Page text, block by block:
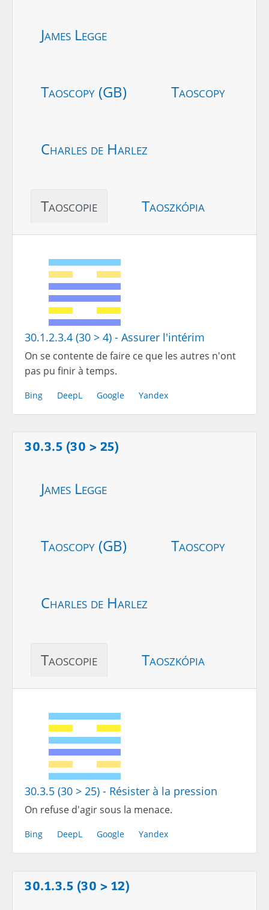
James Legge
Taoscopy (GB) Taoscopy
Charles de Harlez
Taoscopie Taoszkópia
30.1.2.3.4 (30 > 4) - Assurer l'intérim
On se contente de faire ce que les autres n'ont
pas pu finir à temps.
Bing DeepL Google Yandex
30.3.5 (30 > 25)
James Legge
Taoscopy (GB) Taoscopy
Charles de Harlez
Taoscopie Taoszkópia
30.3.5 (30 > 25) - Résister à la pression
On refuse d'agir sous la menace.
Bing DeepL Google Yandex
30.1.3.5 (30 > 12)